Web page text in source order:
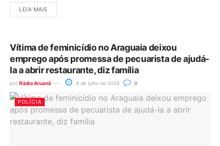
LEIA MAIS
Vítima de feminicídio no Araguaia deixou
emprego após promessa de pecuarista de ajudá-
la a abrir restaurante, diz família
por Rádio Aruanã 8 de julho de 2026 0
POLÍCIA